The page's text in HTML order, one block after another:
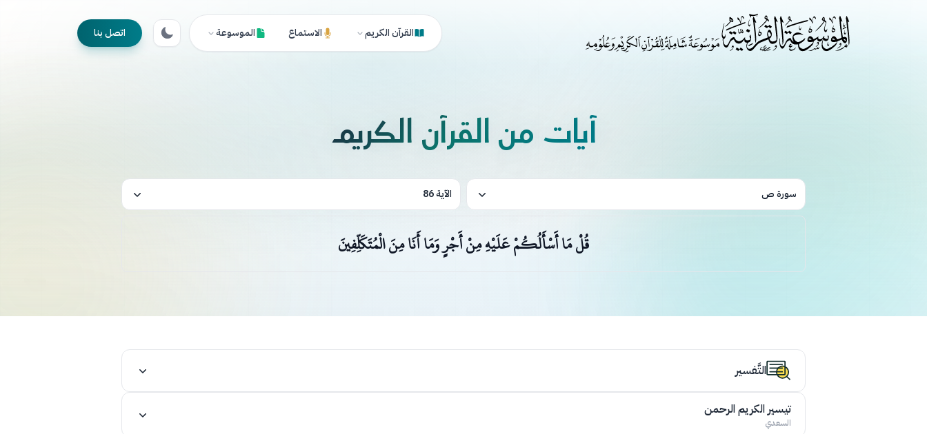
القرآن الكريم الاستماع الموسوعة اتصل بنا
آيات من القرآن الكريم
سورة ص الآية 86
قُلْ مَا أَسْأَلُكُمْ عَلَيْهِ مِنْ أَجْرٍ وَمَا أَنَا مِنَ الْمُتَكَلِّفِينَ
التَّفسير
تيسير الكريم الرحمن
السعدي